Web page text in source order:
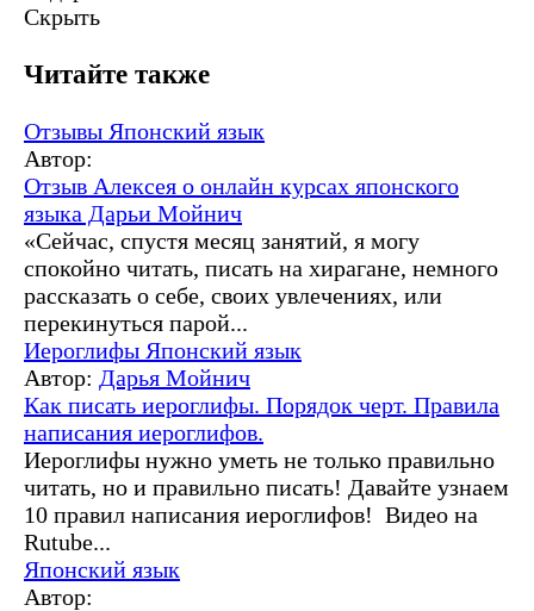
Скрыть
Читайте также
Отзывы Японский язык
Автор:
Отзыв Алексея о онлайн курсах японского
языка Дарьи Мойнич
«Сейчас, спустя месяц занятий, я могу
спокойно читать, писать на хирагане, немного
рассказать о себе, своих увлечениях, или
перекинуться парой...
Иероглифы Японский язык
Автор: Дарья Мойнич
Как писать иероглифы. Порядок черт. Правила
написания иероглифов.
Иероглифы нужно уметь не только правильно
читать, но и правильно писать! Давайте узнаем
10 правил написания иероглифов! Видео на
Rutube...
Японский язык
Автор: